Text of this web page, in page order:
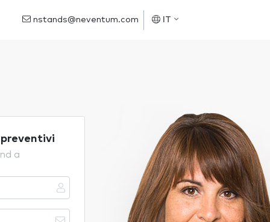
nstands@neventum.com IT
a